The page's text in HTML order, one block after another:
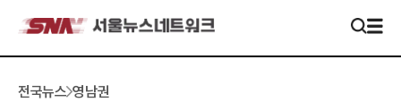
전국뉴스 영남권